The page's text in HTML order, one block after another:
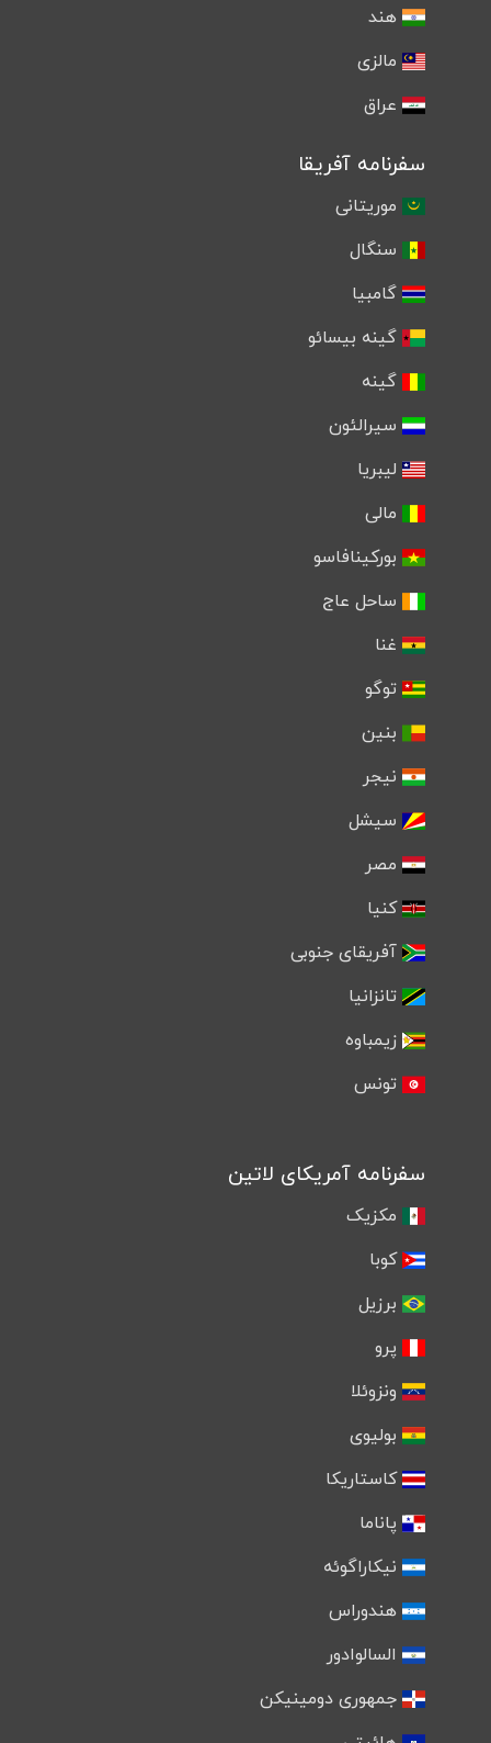
هند
مالزی
عراق
سفرنامه آفریقا
موریتانی
سنگال
گامبیا
گینه بیسائو
گینه
سیرالئون
لیبریا
مالی
بورکینافاسو
ساحل عاج
غنا
توگو
بنین
نیجر
سیشل
مصر
کنیا
آفریقای جنوبی
تانزانیا
زیمباوه
تونس
سفرنامه آمریکای لاتین
مکزیک
کوبا
برزیل
پرو
ونزوئلا
بولیوی
کاستاریکا
پاناما
نیکاراگوئه
هندوراس
السالوادور
جمهوری دومینیکن